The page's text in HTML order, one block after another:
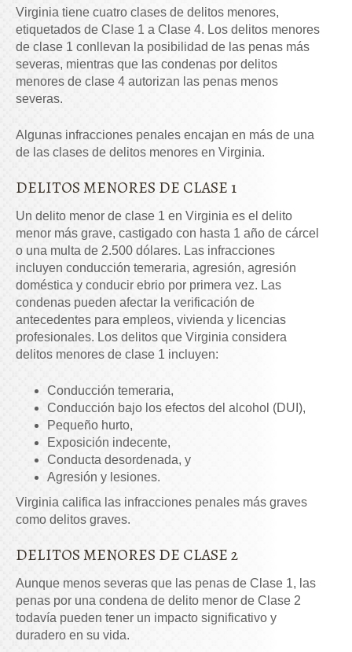
Virginia tiene cuatro clases de delitos menores,
etiquetados de Clase 1 a Clase 4. Los delitos menores
de clase 1 conllevan la posibilidad de las penas más
severas, mientras que las condenas por delitos
menores de clase 4 autorizan las penas menos
severas.
Algunas infracciones penales encajan en más de una
de las clases de delitos menores en Virginia.
DELITOS MENORES DE CLASE 1
Un delito menor de clase 1 en Virginia es el delito
menor más grave, castigado con hasta 1 año de cárcel
o una multa de 2.500 dólares. Las infracciones
incluyen conducción temeraria, agresión, agresión
doméstica y conducir ebrio por primera vez. Las
condenas pueden afectar la verificación de
antecedentes para empleos, vivienda y licencias
profesionales. Los delitos que Virginia considera
delitos menores de clase 1 incluyen:
Conducción temeraria,
Conducción bajo los efectos del alcohol (DUI),
Pequeño hurto,
Exposición indecente,
Conducta desordenada, y
Agresión y lesiones.
Virginia califica las infracciones penales más graves
como delitos graves.
DELITOS MENORES DE CLASE 2
Aunque menos severas que las penas de Clase 1, las
penas por una condena de delito menor de Clase 2
todavía pueden tener un impacto significativo y
duradero en su vida.